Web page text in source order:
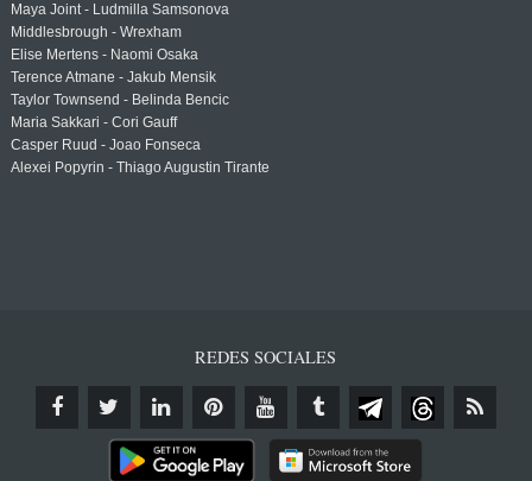
Maya Joint - Ludmilla Samsonova
Middlesbrough - Wrexham
Elise Mertens - Naomi Osaka
Terence Atmane - Jakub Mensik
Taylor Townsend - Belinda Bencic
Maria Sakkari - Cori Gauff
Casper Ruud - Joao Fonseca
Alexei Popyrin - Thiago Augustin Tirante
REDES SOCIALES